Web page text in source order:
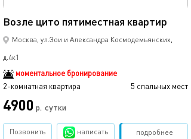
Возле цито пятиместная квартир
Москва, ул.Зои и Александра Космодемьянских,
д.4к1
моментальное бронирование
2-комнатная квартира
5 спальных мест
4900 р. сутки
подробнее
Позвонить написать Забронировать